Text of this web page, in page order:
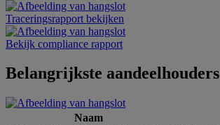
Traceringsrapport bekijken
Bekijk compliance rapport
Belangrijkste aandeelhouders
Naam